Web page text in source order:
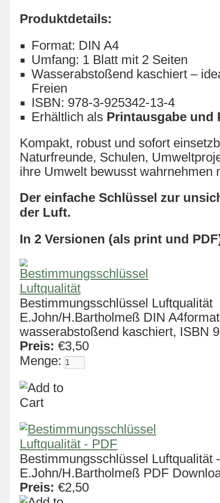
Produktdetails:
Format: DIN A4
Umfang: 1 Blatt mit 2 Seiten
Wasserabstoßend kaschiert –
Freien
ISBN: 978-3-925342-13-4
Erhältlich als Printausgabe und
Kompakt, robust und sofort
Naturfreunde, Schulen,
ihre Umwelt bewusst wahrnehmen
Der einfache Schlüssel zur
der Luft.
In 2 Versionen (als print und
Bestimmungsschlüssel Luftqualität
E.John/H.Bartholmeß DIN
wasserabstoßend kaschiert, ISBN
Preis: €3,50
Menge:
Bestimmungsschlüssel Luftqualität
E.John/H.Bartholmeß PDF
Preis: €2,50